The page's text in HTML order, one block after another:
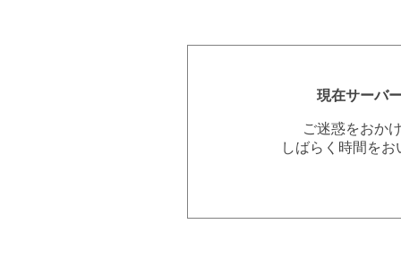
現在サーバ
ご迷惑をおか
しばらく時間を